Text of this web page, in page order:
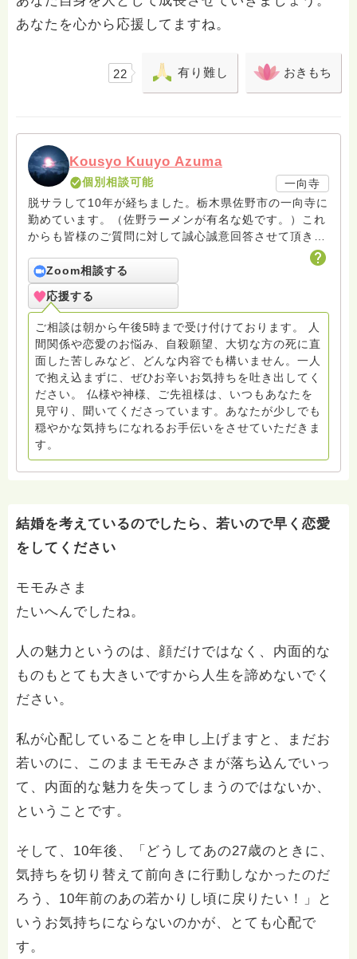
あなたを心から応援してますね。
22 有り難し おきもち
Kousyo Kuuyo Azuma
個別相談可能
一向寺
脱サラして10年が経ちました。栃木県佐野市の一向寺に
勤めています。（佐野ラーメンが有名な処です。）これ
からも皆様のご質問に対して誠心誠意回答させて頂きた
いと存じます。まだまだ修行中の身ですので至らぬ点あ
ろうかとは存じますが共に精進して参りましょうね。お
寺にもお気軽に遊びに来てください。
Zoom相談する
応援する
ご相談は朝から午後5時まで受け付けております。 人
間関係や恋愛のお悩み、自殺願望、大切な方の死に直
面した苦しみなど、どんな内容でも構いません。一人
で抱え込まずに、ぜひお辛いお気持ちを吐き出してく
ださい。 仏様や神様、ご先祖様は、いつもあなたを
見守り、聞いてくださっています。あなたが少しでも
穏やかな気持ちになれるお手伝いをさせていただきま
す。
結婚を考えているのでしたら、若いので早く恋愛
をしてください
モモみさま
たいへんでしたね。
人の魅力というのは、顔だけではなく、内面的な
ものもとても大きいですから人生を諦めないでく
ださい。
私が心配していることを申し上げますと、まだお
若いのに、このままモモみさまが落ち込んでいっ
て、内面的な魅力を失ってしまうのではないか、
ということです。
そして、10年後、「どうしてあの27歳のときに、
気持ちを切り替えて前向きに行動しなかったのだ
ろう、10年前のあの若かりし頃に戻りたい！」と
いうお気持ちにならないのかが、とても心配で
す。